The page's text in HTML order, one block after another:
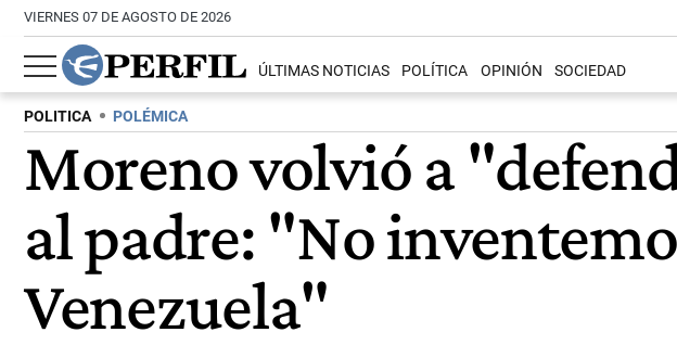
VIERNES 07 DE AGOSTO DE 2026
ÚLTIMAS NOTICIAS POLÍTICA OPINIÓN SOCIEDAD
POLITICA POLÉMICA
Moreno volvió a
al padre: "No
Venezuela"